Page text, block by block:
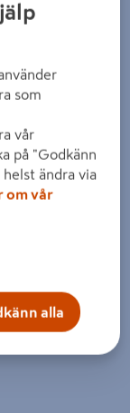
som
vår
på "Godkänn
helst ändra via
om vår
alla